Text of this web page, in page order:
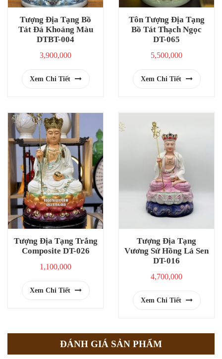
Tượng Địa Tạng Bồ
Tát Đá Khoáng Màu
DTBT-004
3,900,000
Xem Chi Tiết
Tôn Tượng Địa Tạng
Bồ Tát Thạch Ngọc
DT-065
5,500,000
Xem Chi Tiết
Tượng Địa Tạng Trắng
Composite DT-026
1,100,000
Xem Chi Tiết
Tượng Địa Tạng
Vương Sứ Hồng Lá Sen
DT-016
4,700,000
Xem Chi Tiết
ĐÁNH GIÁ SẢN PHẨM